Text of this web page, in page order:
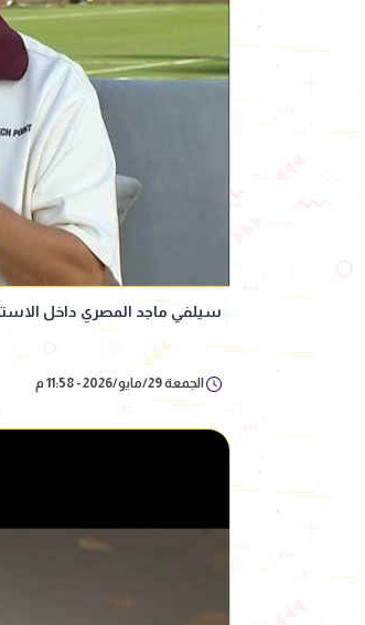
سيلفي ماجد المصري داخل
الجمعة 29/مايو/2026 - 11:58 م